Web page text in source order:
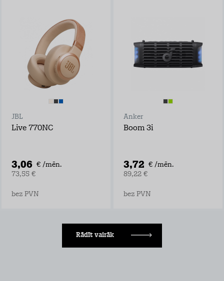
JBL
Live 770NC
3,06 € /mēn.
73,55 €
bez PVN
Anker
Boom 3i
3,72 € /mēn.
89,22 €
bez PVN
Rādīt vairāk